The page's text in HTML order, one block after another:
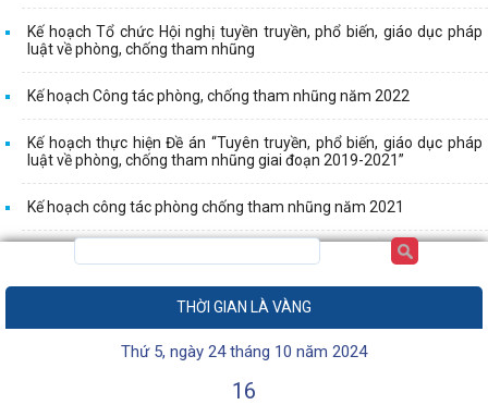
Kế hoạch Tổ chức Hội nghị tuyền truyền, phổ biến, giáo dục pháp
luật về phòng, chống tham nhũng
Kế hoạch Công tác phòng, chống tham nhũng năm 2022
Kế hoạch thực hiện Đề án “Tuyên truyền, phổ biến, giáo dục pháp
luật về phòng, chống tham nhũng giai đoạn 2019-2021”
Kế hoạch công tác phòng chống tham nhũng năm 2021
THỜI GIAN LÀ VÀNG
Thứ 5, ngày 24 tháng 10 năm 2024
16